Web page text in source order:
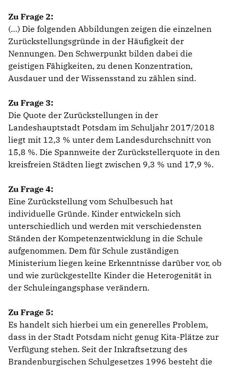
Zu Frage 2:
(…) Die folgenden Abbildungen zeigen die einzelnen
Zurückstellungsgründe in der Häufigkeit der
Nennungen. Den Schwerpunkt bilden dabei die
geistigen Fähigkeiten, zu denen Konzentration,
Ausdauer und der Wissensstand zu zählen sind.
Zu Frage 3:
Die Quote der Zurückstellungen in der
Landeshauptstadt Potsdam im Schuljahr 2017/2018
liegt mit 12,3 % unter dem Landesdurchschnitt von
15,8 %. Die Spannweite der Zurückstellerquote in den
kreisfreien Städten liegt zwischen 9,3 % und 17,9 %.
Zu Frage 4:
Eine Zurückstellung vom Schulbesuch hat
individuelle Gründe. Kinder entwickeln sich
unterschiedlich und werden mit verschiedensten
Ständen der Kompetenzentwicklung in die Schule
aufgenommen. Dem für Schule zuständigen
Ministerium liegen keine Erkenntnisse darüber vor, ob
und wie zurückgestellte Kinder die Heterogenität in
der Schuleingangsphase verändern.
Zu Frage 5:
Es handelt sich hierbei um ein generelles Problem,
dass in der Stadt Potsdam nicht genug Kita-Plätze zur
Verfügung stehen. Seit der Inkraftsetzung des
Brandenburgischen Schulgesetzes 1996 besteht die